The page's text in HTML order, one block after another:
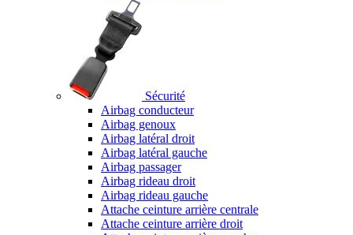
Sécurité
Airbag conducteur
Airbag genoux
Airbag latéral droit
Airbag latéral gauche
Airbag passager
Airbag rideau droit
Airbag rideau gauche
Attache ceinture arrière centrale
Attache ceinture arrière droit